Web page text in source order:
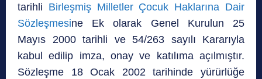
tarihli Birleşmiş Milletler Çocuk Haklarına Dair
Sözleşmesine Ek olarak Genel Kurulun 25
Mayıs 2000 tarihli ve 54/263 sayılı Kararıyla
kabul edilip imza, onay ve katılıma açılmıştır.
Sözleşme 18 Ocak 2002 tarihinde yürürlüğe